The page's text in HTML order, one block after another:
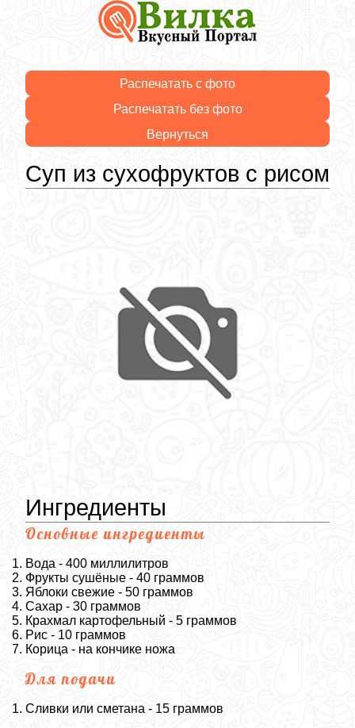
Распечатать с фото
Распечатать без фото
Вернуться
Суп из сухофруктов с рисом
Ингредиенты
Основные ингредиенты
Вода - 400 миллилитров
Фрукты сушёные - 40 граммов
Яблоки свежие - 50 граммов
Сахар - 30 граммов
Крахмал картофельный - 5 граммов
Рис - 10 граммов
Корица - на кончике ножа
Для подачи
Сливки или сметана - 15 граммов